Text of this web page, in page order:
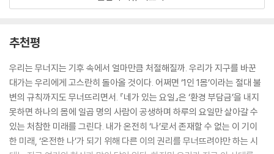
“그럼, 대체 왜.”
을 보았다.
“강이룬 네가 거기 있으니까. 네가 있는 요일에 나도 매일 있고 싶으니까.”
--- p.391
울림은 이룬이 피식 웃는 소리를 희미하게 들을 수 있었다.
이룬은 울림을 꽉 안았고, 멈추지 않는 떨림은 서로에게 말하고 있었다.
몸을 빼앗기고 기억을 잃어도, 너와 나는 틀림없이 서로를 알아보고 어김
없이 서로를 사랑하게 될 거야.
화요일에 신체를 사용하는 ‘화인’ 강지나는 ‘수인’ 현울림에게 매번 곤란한
이 같은 피해를 얼렁뚱땅 돈으로 해결하곤 했던 강지나는 울림의 생일을
맞아 특별한 선물을 준비했다는 쪽지를 남긴다. 울림은 의문을 품는다. “내
생일을 왜 챙겨. 우리가 그럴 사이냐고.” (본문 25면)
그렇게 맞은 스물두 번째 생일날, 울림이 강지나로부터 몸을 넘겨받아 눈
을 뜬 곳은 또다시 낯선 곳이다. 흐릿한 시야 속에서 보이는 것은 다이빙 슈
트를 입은 사람들. 야간 스쿠버 다이빙을 하는 요트에서 깨어난 울림은 누
군가의 손에 이끌려 강제로 바다에 빠지게 된다. 깊은 물 속으로 가라앉으
추천평
우리는 무너지는 기후 속에서 얼마만큼 처절해질까. 우리가 지구를 바꾼
대가는 우리에게 고스란히 돌아올 것이다. 어쩌면 ‘1인 1몸’이라는 절대 불
변의 규칙까지도 무너뜨리면서. 『네가 있는 요일』은 ‘환경 부담금’을 내지
못하면 하나의 몸에 일곱 명의 사람이 공생하며 하루의 요일만 살아갈 수
있는 처참한 미래를 그린다. 내가 온전히 ‘나’로서 존재할 수 없는 이 기이
한 미래, ‘온전한 나’가 되기 위해 다른 이의 권리를 무너뜨려야만 하는 시